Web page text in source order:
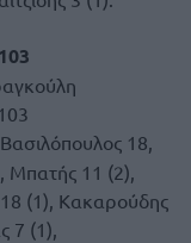
18,
Μπατής 11 (2),
(1), Κακαρούδης
7 (1),